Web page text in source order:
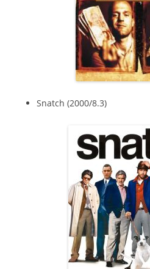
Snatch (2000/8.3)